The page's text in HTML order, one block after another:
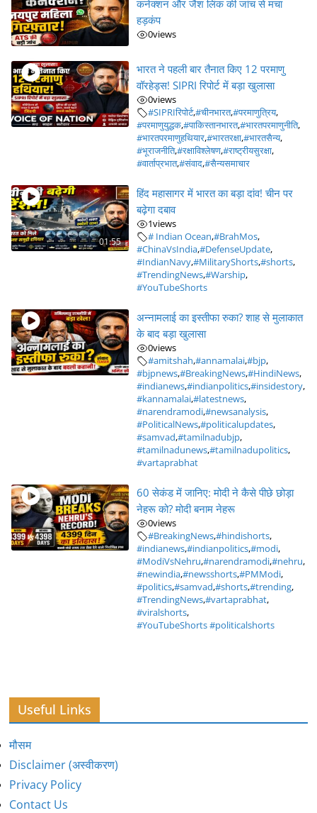
कनेक्शन और जैश लिंक की जांच से मचा
हड़कंप
0views
भारत ने पहली बार तैनात किए 12 परमाणु
वॉरहेड्स! SIPRI रिपोर्ट में बड़ा खुलासा
0views
#SIPRIरिपोर्ट,#चीनभारत,#परमाणुत्रिय,
#परमाणुयुद्धक,#पाकिस्तानभारत,#भारतपरमाणुनीति,
#भारतपरमाणुहथियार,#भारतरक्षा,#भारतसैन्य,
#भूराजनीति,#रक्षाविश्लेषण,#राष्ट्रीयसुरक्षा,
#वार्ताप्रभात,#संवाद,#सैन्यसमाचार
01:55
हिंद महासागर में भारत का बड़ा दांव! चीन पर
बढ़ेगा दबाव
1views
# Indian Ocean,#BrahMos,
#ChinaVsIndia,#DefenseUpdate,
#IndianNavy,#MilitaryShorts,#shorts,
#TrendingNews,#Warship,
#YouTubeShorts
अन्नामलाई का इस्तीफा रुका? शाह से मुलाकात
के बाद बड़ा खुलासा
0views
#amitshah,#annamalai,#bjp,
#bjpnews,#BreakingNews,#HindiNews,
#indianews,#indianpolitics,#insidestory,
#kannamalai,#latestnews,
#narendramodi,#newsanalysis,
#PoliticalNews,#politicalupdates,
#samvad,#tamilnadubjp,
#tamilnadunews,#tamilnadupolitics,
#vartaprabhat
60 सेकंड में जानिए: मोदी ने कैसे पीछे छोड़ा
नेहरू को? मोदी बनाम नेहरू
0views
#BreakingNews,#hindishorts,
#indianews,#indianpolitics,#modi,
#ModiVsNehru,#narendramodi,#nehru,
#newindia,#newsshorts,#PMModi,
#politics,#samvad,#shorts,#trending,
#TrendingNews,#vartaprabhat,
#viralshorts,
#YouTubeShorts #politicalshorts
Useful Links
मौसम
Disclaimer (अस्वीकरण)
Privacy Policy
Contact Us